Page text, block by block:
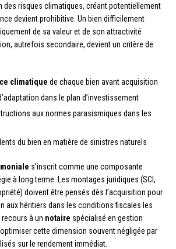
risques climatiques, créant potentiellement
devient prohibitive. Un bien difficilement
de sa valeur et de son attractivité
autrefois secondaire, devient un critère de
climatique de chaque bien avant acquisition
dans le plan d’investissement
aux normes parasismiques dans les
du bien en matière de sinistres naturels
s’inscrit comme une composante
à long terme. Les montages juridiques (SCI,
doivent être pensés dès l’acquisition pour
aux héritiers dans les conditions fiscales les
à un notaire spécialisé en gestion
cette dimension souvent négligée par
sur le rendement immédiat.